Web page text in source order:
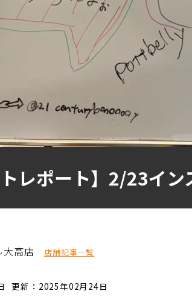
トレポート】2/23イ
大高店 店舗記事一覧
更新：2025年02月24日